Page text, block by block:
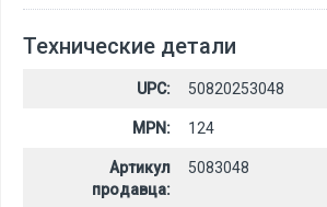
Технические детали
UPC: 50820253048
MPN: 124
Артикул
продавца:
5083048